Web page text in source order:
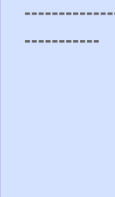
-----------